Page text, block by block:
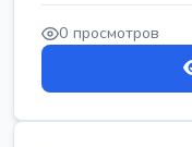
0 просмотров